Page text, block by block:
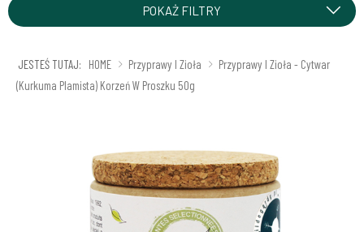
POKAŻ FILTRY
JESTEŚ TUTAJ: HOME Przyprawy I Zioła
Przyprawy I Zioła - Cytwar
(kurkuma Plamista) Korzeń W Proszku 50g